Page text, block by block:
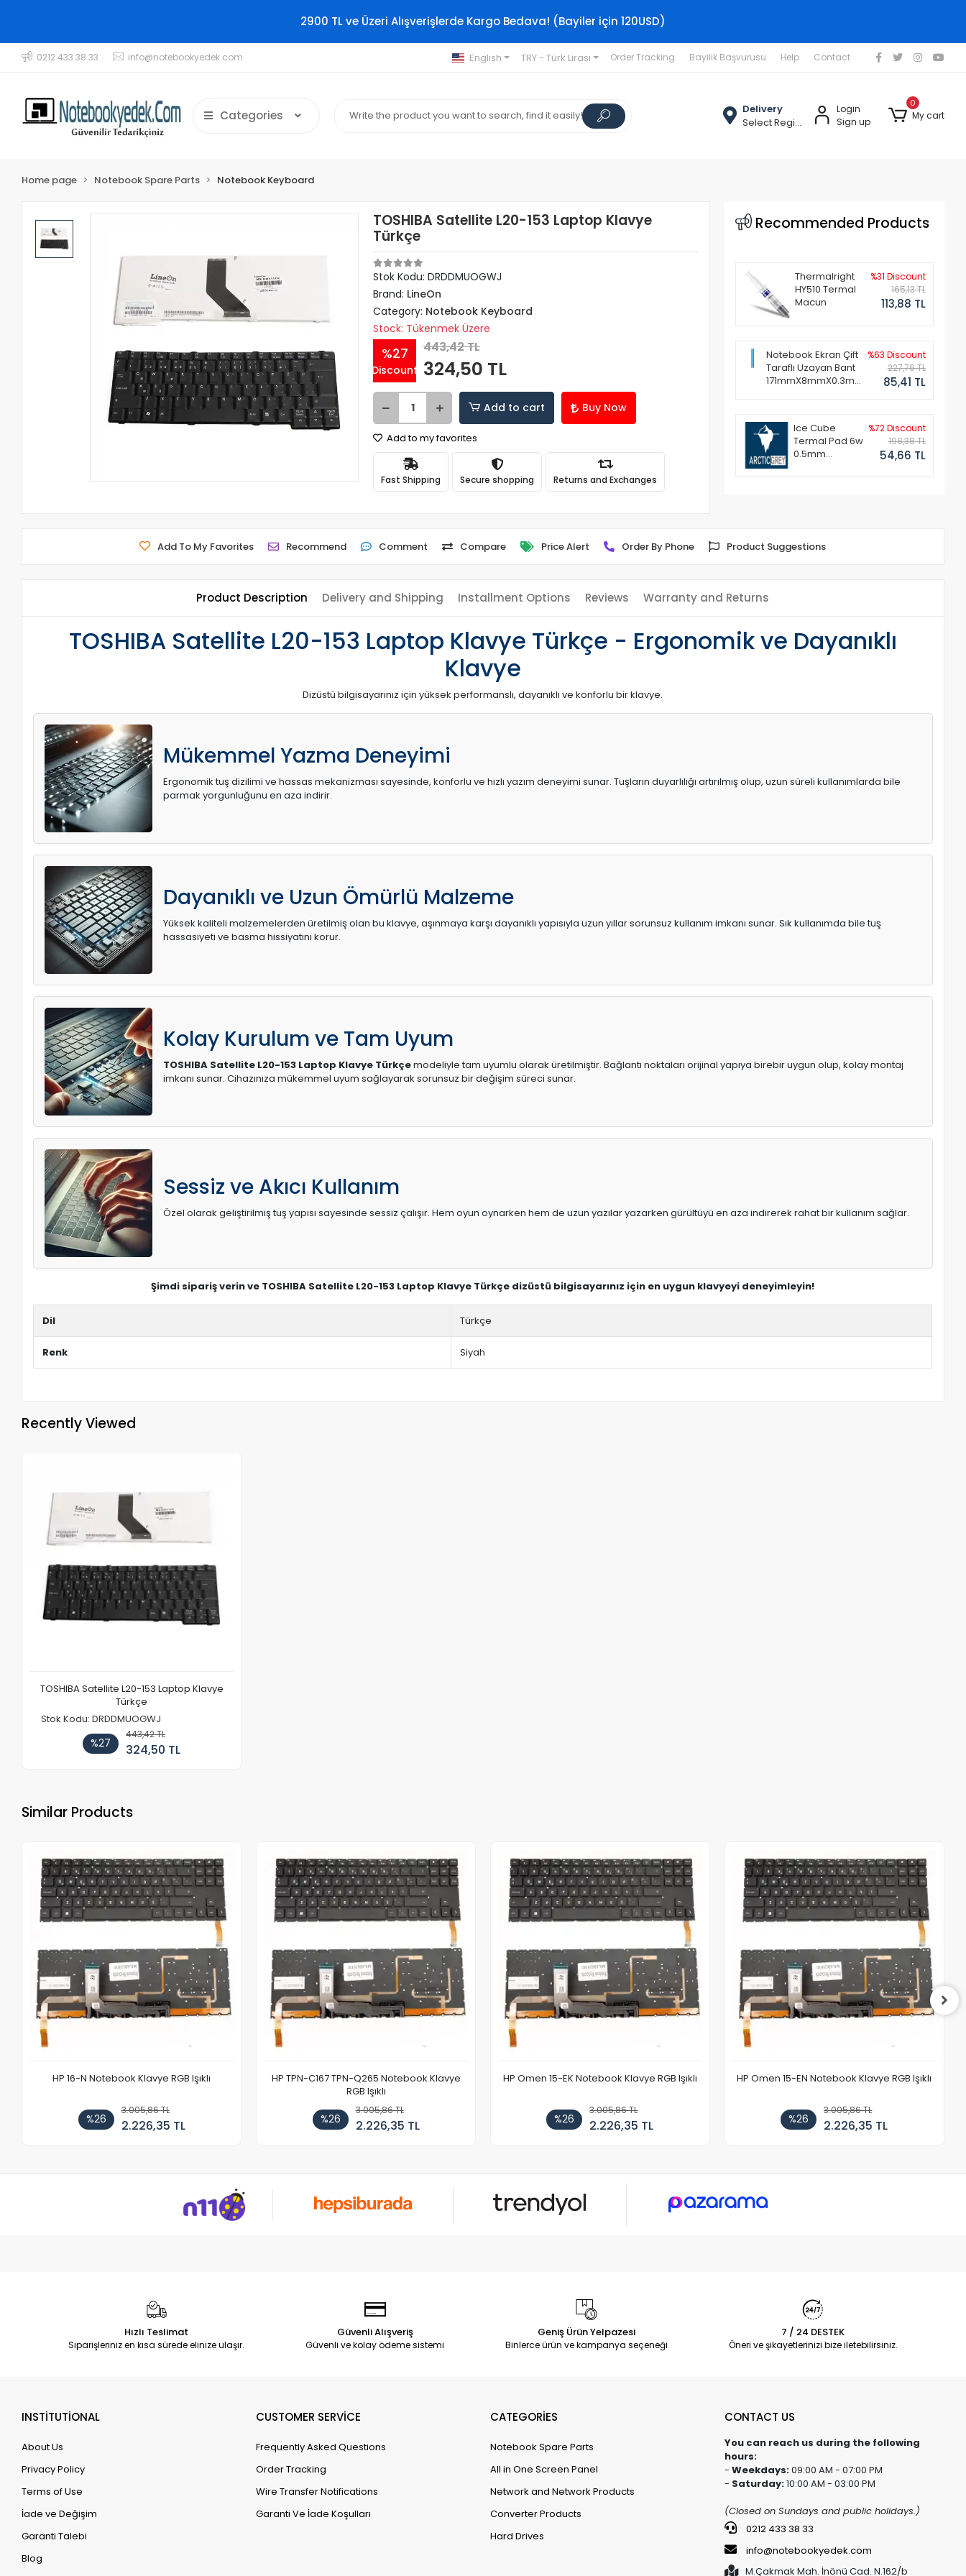
2900 TL ve Üzeri Alışverişlerde Kargo Bedava! (Bayiler için 120USD)
0212 433 38 33 info@notebookyedek.com English TRY - Türk Lirası Order Tracking Bayilik Başvurusu Help Contact
Categories
Delivery
Select Region
Login
Sign up
0
My cart
Home page Notebook Spare Parts Notebook Keyboard
TOSHIBA Satellite L20-153 Laptop Klavye
Türkçe
Stok Kodu: DRDDMUOGWJ
Brand: LineOn
Category: Notebook Keyboard
Stock: Tükenmek Üzere
%27
Discount
443,42 TL
324,50 TL
Add to cart Buy Now
Add to my favorites
Fast Shipping Secure shopping Returns and Exchanges
Recommended Products
Thermalright
HY510 Termal
Macun
%31 Discount
165,13 TL
113,88 TL
Notebook Ekran Çift
Taraflı Uzayan Bant
171mmX8mmX0.3mm
%63 Discount
227,76 TL
85,41 TL
Ice Cube
Termal Pad 6w
0.5mm
%72 Discount
198,38 TL
54,66 TL
Add To My Favorites Recommend Comment Compare Price Alert Order By Phone Product Suggestions
Product Description Delivery and Shipping Installment Options Reviews Warranty and Returns
TOSHIBA Satellite L20-153 Laptop Klavye Türkçe - Ergonomik ve Dayanıklı
Klavye
Dizüstü bilgisayarınız için yüksek performanslı, dayanıklı ve konforlu bir klavye.
Mükemmel Yazma Deneyimi
Ergonomik tuş dizilimi ve hassas mekanizması sayesinde, konforlu ve hızlı yazım deneyimi sunar. Tuşların duyarlılığı artırılmış olup, uzun süreli kullanımlarda bile
parmak yorgunluğunu en aza indirir.
Dayanıklı ve Uzun Ömürlü Malzeme
Yüksek kaliteli malzemelerden üretilmiş olan bu klavye, aşınmaya karşı dayanıklı yapısıyla uzun yıllar sorunsuz kullanım imkanı sunar. Sık kullanımda bile tuş
hassasiyeti ve basma hissiyatını korur.
Kolay Kurulum ve Tam Uyum
TOSHIBA Satellite L20-153 Laptop Klavye Türkçemodeliyle tam uyumlu olarak üretilmiştir. Bağlantı noktaları orijinal yapıya birebir uygun olup, kolay montaj
imkanı sunar. Cihazınıza mükemmel uyum sağlayarak sorunsuz bir değişim süreci sunar.
Sessiz ve Akıcı Kullanım
Özel olarak geliştirilmiş tuş yapısı sayesinde sessiz çalışır. Hem oyun oynarken hem de uzun yazılar yazarken gürültüyü en aza indirerek rahat bir kullanım sağlar.
Şimdi sipariş verin ve TOSHIBA Satellite L20-153 Laptop Klavye Türkçe dizüstü bilgisayarınız için en uygun klavyeyi deneyimleyin!
Dil Türkçe
Renk Siyah
Recently Viewed
TOSHIBA Satellite L20-153 Laptop Klavye
Türkçe
Stok Kodu: DRDDMUOGWJ
%27
443,42 TL
324,50 TL
Similar Products
HP 16-N Notebook Klavye RGB Işıklı
%26
3.005,86 TL
2.226,35 TL
HP TPN-C167 TPN-Q265 Notebook Klavye
RGB Işıklı
%26
3.005,86 TL
2.226,35 TL
HP Omen 15-EK Notebook Klavye RGB Işıklı
%26
3.005,86 TL
2.226,35 TL
HP Omen 15-EN Notebook Klavye RGB Işıklı
%26
3.005,86 TL
2.226,35 TL
Hızlı Teslimat
Siparişleriniz en kısa sürede elinize ulaşır.
Güvenli Alışveriş
Güvenli ve kolay ödeme sistemi
Geniş Ürün Yelpazesi
Binlerce ürün ve kampanya seçeneği
7 / 24 DESTEK
Öneri ve şikayetlerinizi bize iletebilirsiniz.
INSTİTUTİONAL
About Us
Privacy Policy
Terms of Use
İade ve Değişim
Garanti Talebi
Blog
CUSTOMER SERVİCE
Frequently Asked Questions
Order Tracking
Wire Transfer Notifications
Garanti Ve İade Koşulları
CATEGORİES
Notebook Spare Parts
All in One Screen Panel
Network and Network Products
Converter Products
Hard Drives
CONTACT US
You can reach us during the following
hours:
- Weekdays:09:00 AM - 07:00 PM
- Saturday:10:00 AM - 03:00 PM
(Closed on Sundays and public holidays.)
0212 433 38 33
info@notebookyedek.com
M.Çakmak Mah. İnönü Cad. N.162/b